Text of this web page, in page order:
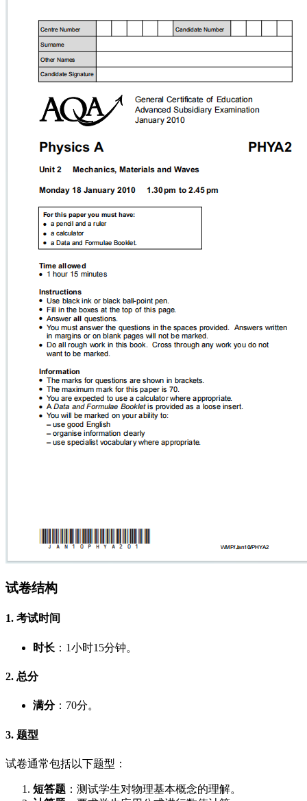
试卷结构
1. 考试时间
时长 ：1小时15分钟。
2. 总分
满分：70分。
3. 题型
试卷通常包括以下题型：
短答题 ：测试学生对物理基本概念的理解。